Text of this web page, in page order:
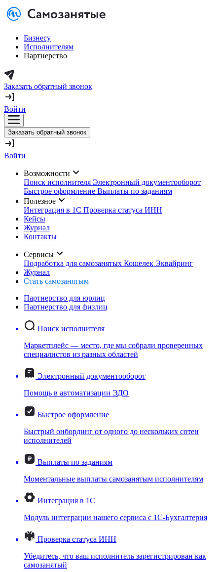
Бизнесу
Исполнителям
Партнерство
Заказать обратный звонок
Войти
Заказать обратный звонок
Войти
Возможности
Поиск исполнителя Электронный документооборот
Быстрое оформление Выплаты по заданиям
Полезное
Интеграция в 1С Проверка статуса ИНН
Кейсы
Журнал
Контакты
Сервисы
Подработка для самозанятых Кошелек Эквайринг
Журнал
Стать самозанятым
Партнерство для юрлиц
Партнерство для физлиц
Поиск исполнителя
Маркетплейс — место, где мы собрали проверенных
специалистов из разных областей
Электронный документооборот
Помощь в автоматизации ЭДО
Быстрое оформление
Быстрый онбординг от одного до нескольких сотен
исполнителей
Выплаты по заданиям
Моментальные выплаты самозанятым исполнителям
Интеграция в 1С
Модуль интеграции нашего сервиса с 1С-Бухгалтерия
Проверка статуса ИНН
Убедитесь, что ваш исполнитель зарегистрирован как
самозанятый